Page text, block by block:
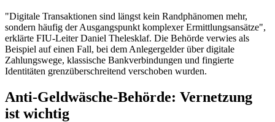
"Digitale Transaktionen sind längst kein Randphänomen mehr,
sondern häufig der Ausgangspunkt komplexer Ermittlungsansätze",
erklärte FIU-Leiter Daniel Thelesklaf. Die Behörde verwies als
Beispiel auf einen Fall, bei dem Anlegergelder über digitale
Zahlungswege, klassische Bankverbindungen und fingierte
Identitäten grenzüberschreitend verschoben wurden.
Anti-Geldwäsche-Behörde: Vernetzung
ist wichtig